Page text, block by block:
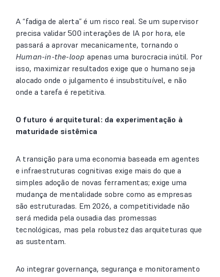
A “fadiga de alerta” é um risco real. Se um supervisor
precisa validar 500 interações de IA por hora, ele
passará a aprovar mecanicamente, tornando o
Human-in-the-loop apenas uma burocracia inútil. Por
isso, maximizar resultados exige que o humano seja
alocado onde o julgamento é insubstituível, e não
onde a tarefa é repetitiva.
O futuro é arquitetural: da experimentação à
maturidade sistêmica
A transição para uma economia baseada em agentes
e infraestruturas cognitivas exige mais do que a
simples adoção de novas ferramentas; exige uma
mudança de mentalidade sobre como as empresas
são estruturadas. Em 2026, a competitividade não
será medida pela ousadia das promessas
tecnológicas, mas pela robustez das arquiteturas que
as sustentam.
Ao integrar governança, segurança e monitoramento